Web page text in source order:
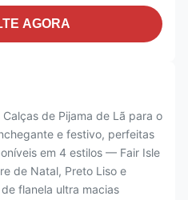
AGORA
de Pijama de Lã para o
e festivo, perfeitas
em 4 estilos — Fair Isle
de Natal, Preto Liso e
flanela ultra macias